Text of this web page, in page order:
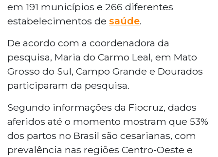
em 191 municípios e 266 diferentes
estabelecimentos de saúde.
De acordo com a coordenadora da
pesquisa, Maria do Carmo Leal, em Mato
Grosso do Sul, Campo Grande e Dourados
participaram da pesquisa.
Segundo informações da Fiocruz, dados
aferidos até o momento mostram que 53%
dos partos no Brasil são cesarianas, com
prevalência nas regiões Centro-Oeste e